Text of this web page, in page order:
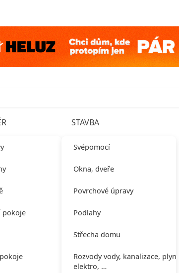
pokoje
STAVBA
Svépomocí
Okna, dveře
Povrchové úpravy
Podlahy
Střecha domu
Rozvody vody, kanalizace, plynu,
elektro, …